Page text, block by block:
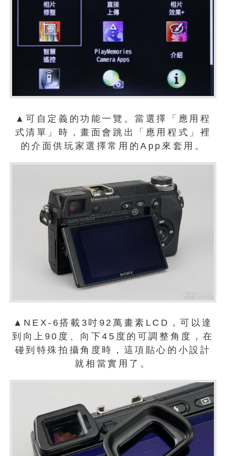
▲可自定義的功能一覽。當選擇「應用程
式清單」時，畫面會跳出「應用程式」裡
的介面供玩家選擇常用的App來套用。
▲NEX-6搭載3吋92萬畫素LCD，可以達
到向上90度、向下45度的可調整角度，在
碰到特殊拍攝角度時，這項貼心的小設計
就相當實用了。